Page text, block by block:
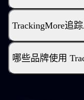
TrackingMore追
哪些品牌使用